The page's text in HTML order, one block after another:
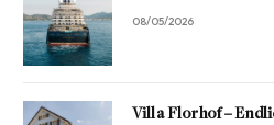
08/05/2026
Villa Florhof –